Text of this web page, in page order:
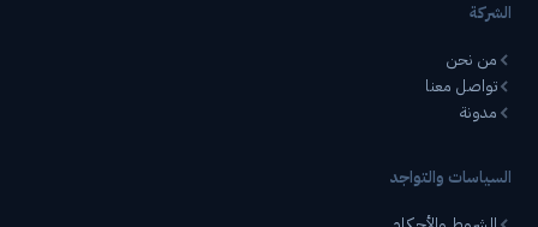
الشركة
من نحن
تواصل معنا
مدونة
السياسات والتواجد